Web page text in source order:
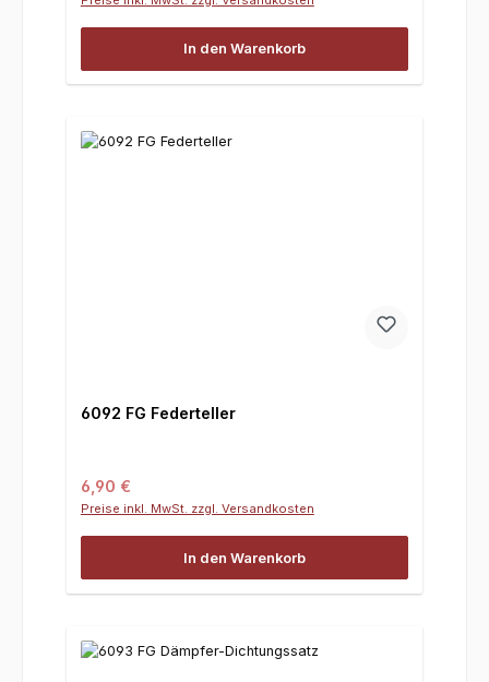
In den Warenkorb
6092 FG Federteller
Regulärer Preis:
6,90 €
Preise inkl. MwSt. zzgl. Versandkosten
In den Warenkorb